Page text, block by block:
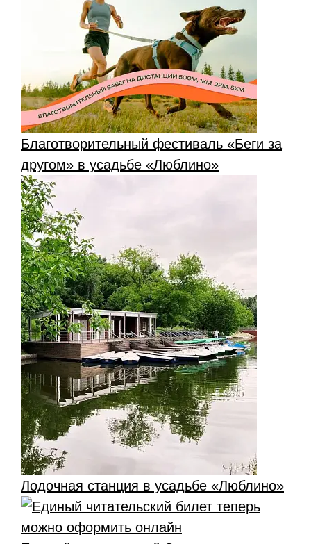
Благотворительный фестиваль «Беги за
другом» в усадьбе «Люблино»
Лодочная станция в усадьбе «Люблино»